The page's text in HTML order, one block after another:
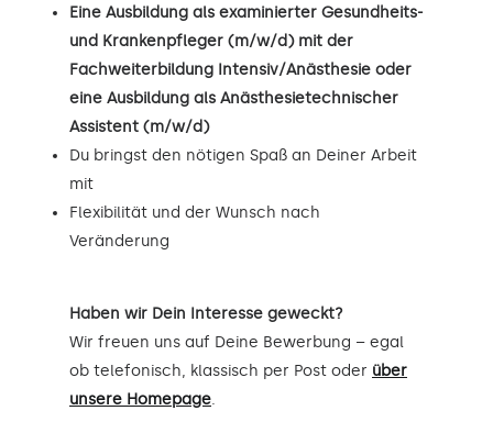
Eine Ausbildung als examinierter Gesundheits-
und Krankenpfleger (m/w/d) mit der
Fachweiterbildung Intensiv/Anästhesie oder
eine Ausbildung als Anästhesietechnischer
Assistent (m/w/d)
Du bringst den nötigen Spaß an Deiner Arbeit
mit
Flexibilität und der Wunsch nach
Veränderung
Haben wir Dein Interesse geweckt?
Wir freuen uns auf Deine Bewerbung – egal
ob telefonisch, klassisch per Post oder über
unsere Homepage.